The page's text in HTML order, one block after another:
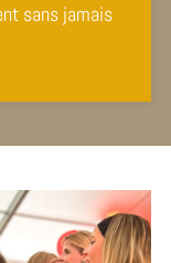
sans jamais